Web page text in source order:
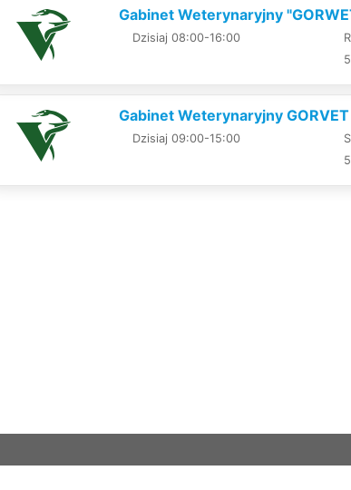
Gabinet Weterynaryjny
Dzisiaj 08:00-16:00
Gabinet Weterynaryjny
Dzisiaj 09:00-15:00